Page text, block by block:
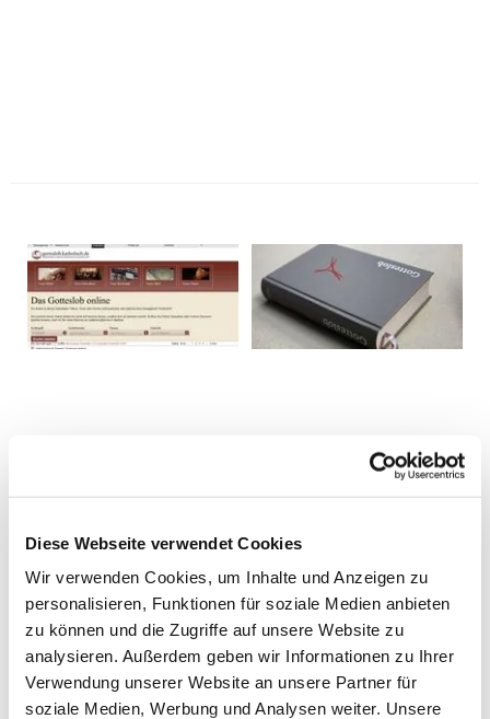
Diese Webseite verwendet Cookies
Wir verwenden Cookies, um Inhalte und Anzeigen zu
personalisieren, Funktionen für soziale Medien anbieten
zu können und die Zugriffe auf unsere Website zu
analysieren. Außerdem geben wir Informationen zu Ihrer
Verwendung unserer Website an unsere Partner für
soziale Medien, Werbung und Analysen weiter. Unsere